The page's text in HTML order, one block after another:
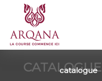
CATALOGUE
catalogue